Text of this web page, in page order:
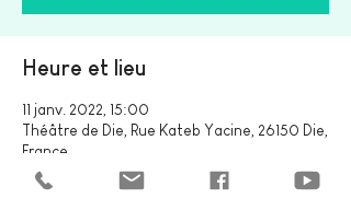
Heure et lieu
11 janv. 2022, 15:00
Théâtre de Die, Rue Kateb Yacine, 26150 Die,
France